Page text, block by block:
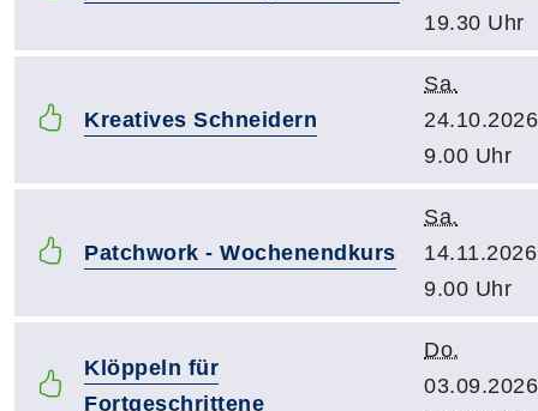
19.30 Uhr
Kreatives Schneidern
Sa.
9.00 Uhr
Patchwork - Wochenendkurs
Sa.
9.00 Uhr
Klöppeln für
Fortgeschrittene
Do.